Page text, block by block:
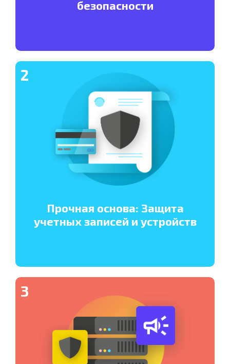
безопасности
2
Прочная основа: Защита
учетных записей и устройств
3